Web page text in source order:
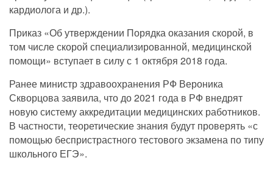
кардиолога и др.).
Приказ «Об утверждении Порядка оказания скорой, ‎в
том числе скорой специализированной, медицинской
помощи» вступает в силу с 1 октября 2018 года.
Ранее министр здравоохранения РФ Вероника
Скворцова заявила, что до 2021 года в РФ внедрят
новую систему аккредитации медицинских работников.
В частности, теоретические знания будут проверять «с
помощью беспристрастного тестового экзамена по типу
школьного ЕГЭ».